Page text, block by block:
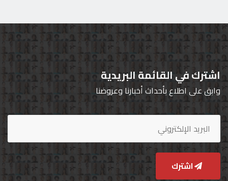
اشترك في القائمة البريدية
وابق على اطلاع بأحداث أخبارنا وعروضنا
اشترك